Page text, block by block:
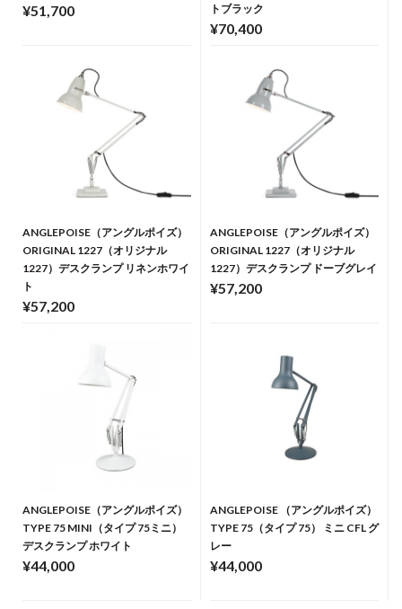
¥51,700
トブラック
¥70,400
ANGLEPOISE（アングルポイズ）
ORIGINAL 1227（オリジナル
1227）デスクランプ リネンホワイ
ト
¥57,200
ANGLEPOISE（アングルポイズ）
ORIGINAL 1227（オリジナル
1227）デスクランプ ドーブグレイ
¥57,200
ANGLEPOISE（アングルポイズ）
TYPE 75 MINI（タイプ 75ミニ）
デスクランプ ホワイト
¥44,000
ANGLEPOISE （アングルポイズ）
TYPE 75（タイプ 75） ミニ CFL グ
レー
¥44,000